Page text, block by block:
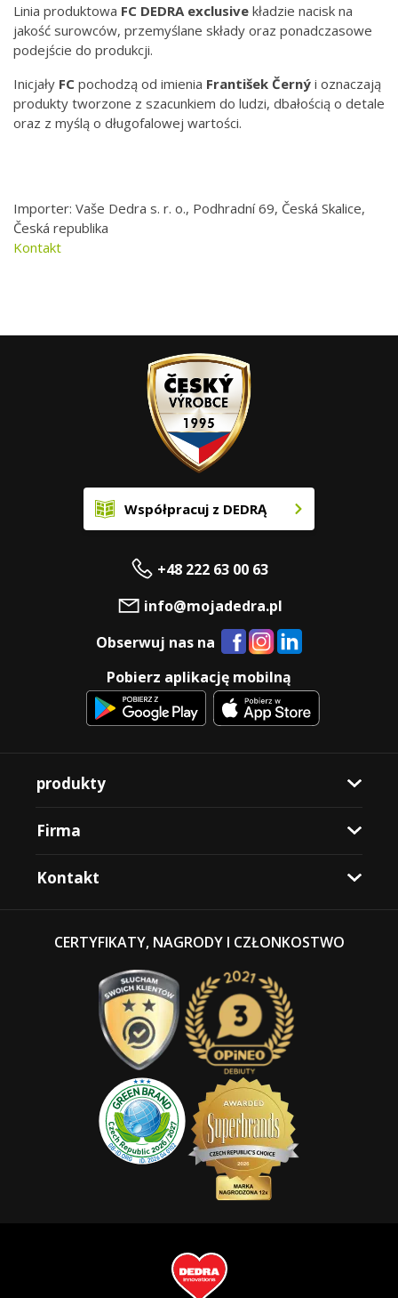
Linia produktowa FC DEDRA exclusive kładzie nacisk na
jakość surowców, przemyślane składy oraz ponadczasowe
podejście do produkcji.
Inicjały FC pochodzą od imienia František Černý i oznaczają
produkty tworzone z szacunkiem do ludzi, dbałością o detale
oraz z myślą o długofalowej wartości.
Importer: Vaše Dedra s. r. o., Podhradní 69, Česká Skalice,
Česká republika
Kontakt
Współpracuj z DEDRĄ
+48 222 63 00 63
info@mojadedra.pl
Obserwuj nas na
Pobierz aplikację mobilną
produkty
Firma
Kontakt
CERTYFIKATY, NAGRODY I CZŁONKOSTWO